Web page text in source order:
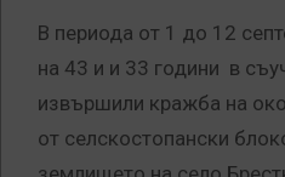
В периода от 1 до 12
на 43 и и 33 години в
извършили кражба на
от селскостопански